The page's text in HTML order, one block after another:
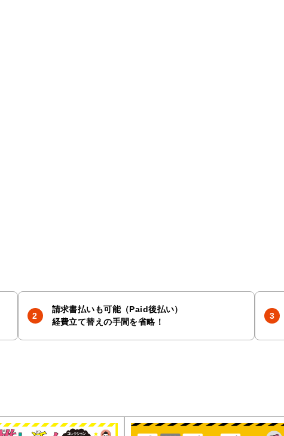
請求書払いも可能（Paid後払い）
経費立て替えの手間を省略！